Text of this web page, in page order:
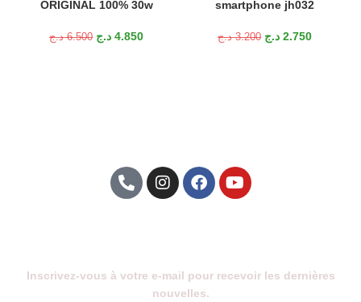
ORIGINAL 100% 30w
6.500 د.ج 4.850 د.ج
smartphone jh032
3.200 د.ج 2.750 د.ج
Inscrivez-vous à votre e-mail pour recevoir les dernières
nouvelles.